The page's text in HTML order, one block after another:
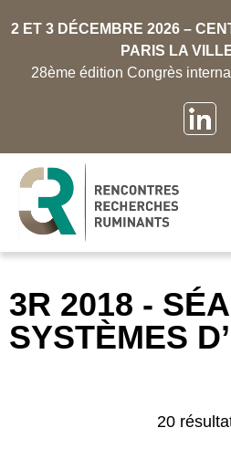
2 ET 3 DÉCEMBRE 2026 –
PARIS LA
28ème édition Congrès
3R 2018 -
SYSTÈMES
20